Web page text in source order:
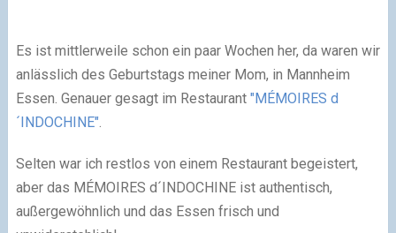
Es ist mittlerweile schon ein paar Wochen her, da waren wir
anlässlich des Geburtstags meiner Mom, in Mannheim
Essen. Genauer gesagt im Restaurant "MÉMOIRES d
´INDOCHINE"
Selten war ich restlos von einem Restaurant begeistert,
aber das MÉMOIRES d´INDOCHINE ist authentisch,
außergewöhnlich und das Essen frisch und